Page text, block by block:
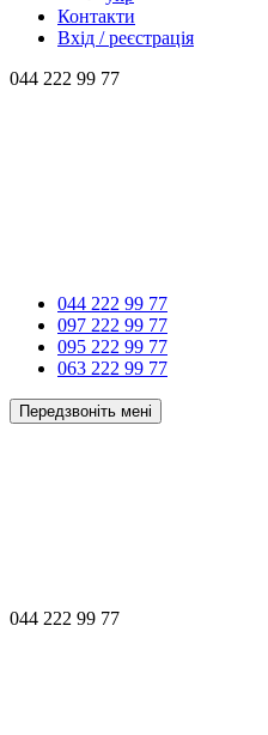
Контакти
Вхід / реєстрація
044 222 99 77
044 222 99 77
097 222 99 77
095 222 99 77
063 222 99 77
Передзвоніть мені
044 222 99 77